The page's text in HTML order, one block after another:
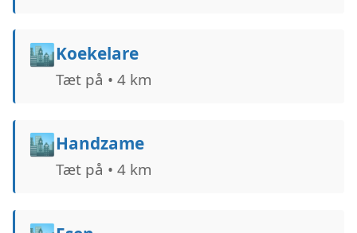
🏙️Koekelare
Tæt på • 4 km
🏙️Handzame
Tæt på • 4 km